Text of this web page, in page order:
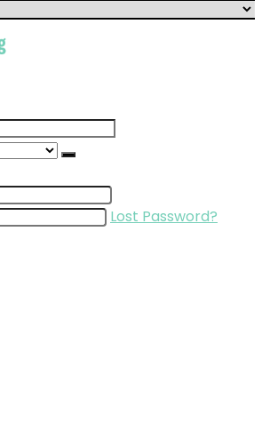
Lost Password?